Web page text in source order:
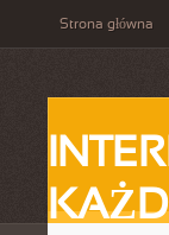
Strona główna